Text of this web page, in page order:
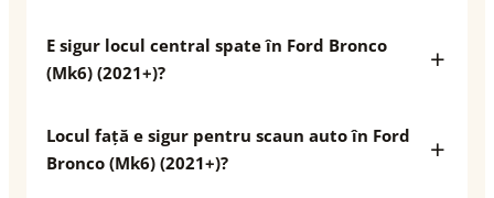
E sigur locul central spate în Ford Bronco
(Mk6) (2021+)?
Locul față e sigur pentru scaun auto în Ford
Bronco (Mk6) (2021+)?